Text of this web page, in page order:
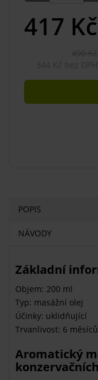
417 Kč
POPIS
NÁVODY
Základní
Objem: 200 ml
Typ: masážní olej
Účinky: uklidňující
Trvanlivost: 6
Aromatický